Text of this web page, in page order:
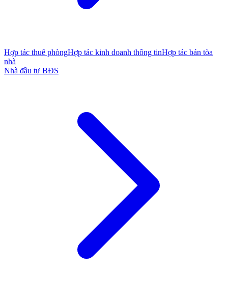
Hợp tác thuê phòngHợp tác kinh doanh thông tinHợp tác bán tòa
nhà
Nhà đầu tư BĐS